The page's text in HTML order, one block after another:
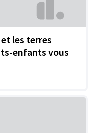
les terres
enfants vous